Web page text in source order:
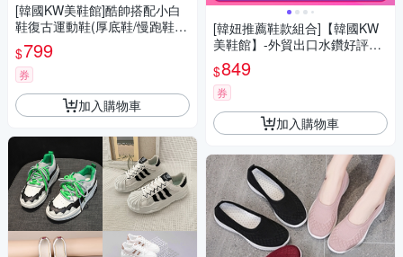
[韓國KW美鞋館]酷帥搭配小白
鞋復古運動鞋(厚底鞋/慢跑鞋/
休閒鞋)
$799
券
加入購物車
[韓妞推薦鞋款組合]【韓國KW
美鞋館】-外貿出口水鑽好評通
勤族運動鞋(老爹鞋 休閒鞋 厚
底鞋 平底鞋 小白鞋 健走鞋 )(時
時樂限定)
$849
券
加入購物車